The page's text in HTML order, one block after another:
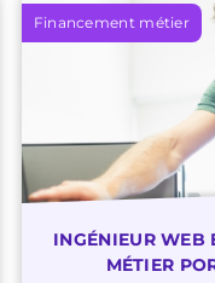
Financement métier
INGÉNIEUR WEB
MÉTIER